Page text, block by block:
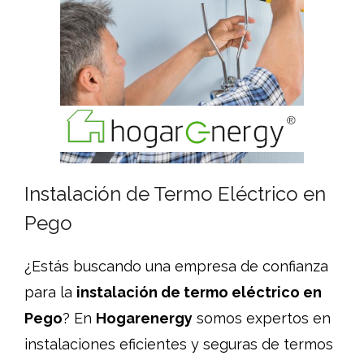
Instalación de Termo Eléctrico en
Pego
¿Estás buscando una empresa de confianza
para la instalación de termo eléctrico en
Pego? En Hogarenergy somos expertos en
instalaciones eficientes y seguras de termos